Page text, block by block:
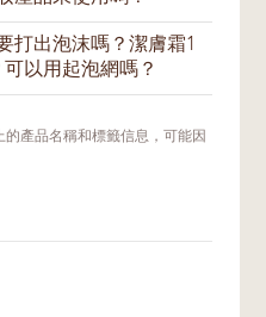
大多肌膚類型。
汙垢雜質 。配合正確
助卸除淡妆。
打出泡沫嗎？潔膚霜1
以用起泡網嗎？
出泡沫，藉由泡沫幫
的細膩泡沫能吸附表
產品名稱和標籤信息，可能因